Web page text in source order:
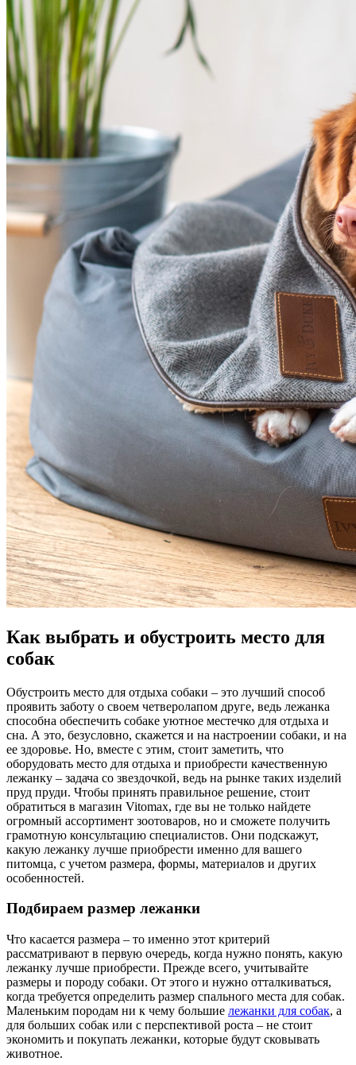
Как выбрать и обустроить место для
собак
Обустроить место для отдыха собаки – это лучший способ
проявить заботу о своем четверолапом друге, ведь лежанка
способна обеспечить собаке уютное местечко для отдыха и
сна. А это, безусловно, скажется и на настроении собаки, и на
ее здоровье. Но, вместе с этим, стоит заметить, что
оборудовать место для отдыха и приобрести качественную
лежанку – задача со звездочкой, ведь на рынке таких изделий
пруд пруди. Чтобы принять правильное решение, стоит
обратиться в магазин Vitomax, где вы не только найдете
огромный ассортимент зоотоваров, но и сможете получить
грамотную консультацию специалистов. Они подскажут,
какую лежанку лучше приобрести именно для вашего
питомца, с учетом размера, формы, материалов и других
особенностей.
Подбираем размер лежанки
Что касается размера – то именно этот критерий
рассматривают в первую очередь, когда нужно понять, какую
лежанку лучше приобрести. Прежде всего, учитывайте
размеры и породу собаки. От этого и нужно отталкиваться,
когда требуется определить размер спального места для собак.
Маленьким породам ни к чему большие лежанки для собак, а
для больших собак или с перспективой роста – не стоит
экономить и покупать лежанки, которые будут сковывать
животное.